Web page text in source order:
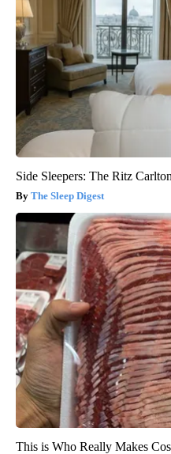
Side Sleepers: The Ritz
The Sleep Digest
This is Who Really Makes